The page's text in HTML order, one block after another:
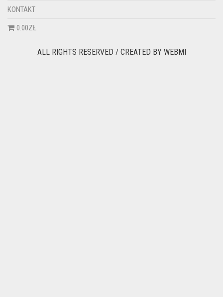
KONTAKT
0.00ZŁ
ALL RIGHTS RESERVED / CREATED BY WEBMI